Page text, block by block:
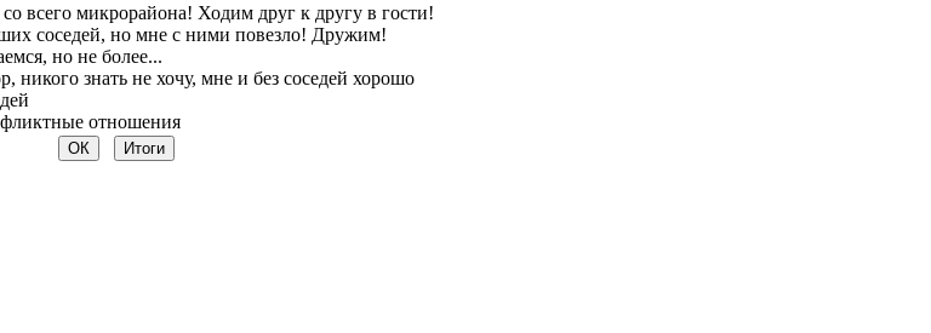
всего микрорайона! Ходим друг к другу в гости!
соседей, но мне с ними повезло! Дружим!
но не более...
никого знать не хочу, мне и без соседей хорошо
отношения